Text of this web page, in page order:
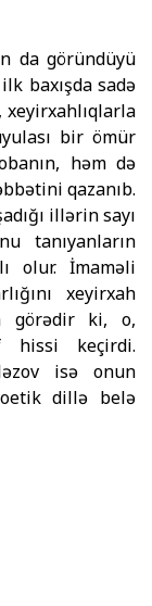
da göründüyü
baxışda sadə
bir ömür
həm də
qazanıb.
illərin sayı
tanıyanların
olur. İmaməli
xeyirxah
görədir ki, o,
hissi keçirdi.
isə onun
dillə belə